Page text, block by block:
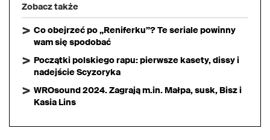
Zobacz także
Co obejrzeć po „Reniferku”? Te seriale powinny
wam się spodobać
Początki polskiego rapu: pierwsze kasety, dissy i
nadejście Scyzoryka
WROsound 2024. Zagrają m.in. Małpa, susk, Bisz i
Kasia Lins